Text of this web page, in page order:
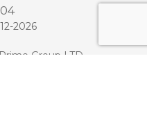
2026
Prime Group LTD